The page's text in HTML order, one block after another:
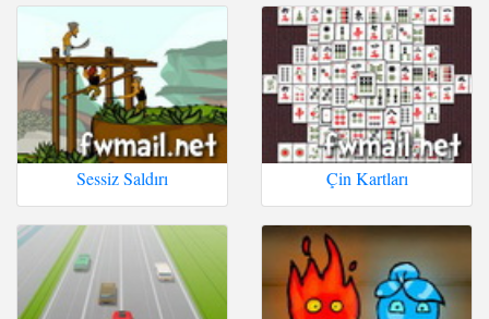
Sessiz Saldırı Çin Kartları